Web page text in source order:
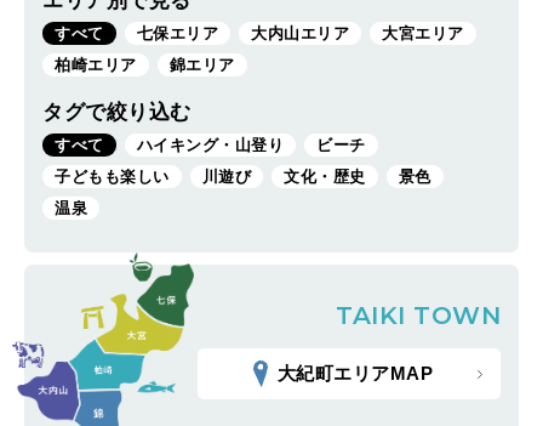
すべて 七保エリア 大内山エリア
大宮エリア
柏崎エリア
錦エリア
タグで絞り込む
すべて ハイキング・山登り
ビーチ
子どもも楽しい
川遊び 文化・歴史
景色
温泉
TAIKI TOWN
大紀町エリアMAP